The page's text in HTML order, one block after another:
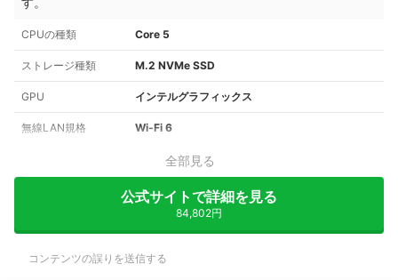
CPUの種類 Core 5
ストレージ種類 M.2 NVMe SSD
GPU インテルグラフィックス
無線LAN規格 Wi-Fi 6
全部見る
公式サイトで詳細を見る
84,802円
コンテンツの誤りを送信する